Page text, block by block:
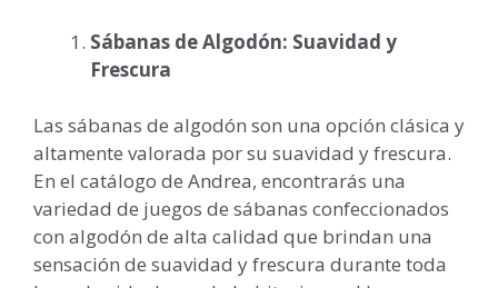
Sábanas de Algodón: Suavidad y
Frescura
Las sábanas de algodón son una opción clásica y
altamente valorada por su suavidad y frescura.
En el catálogo de Andrea, encontrarás una
variedad de juegos de sábanas confeccionados
con algodón de alta calidad que brindan una
sensación de suavidad y frescura durante toda